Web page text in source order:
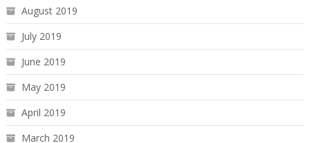
August 2019
July 2019
June 2019
May 2019
April 2019
March 2019